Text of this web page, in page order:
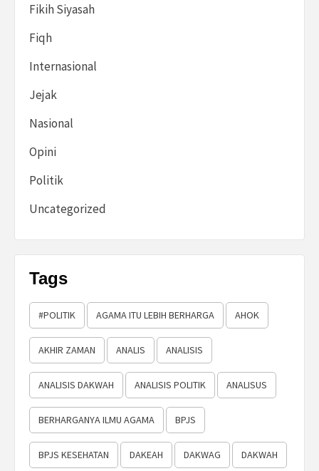
Fikih Siyasah
Fiqh
Internasional
Jejak
Nasional
Opini
Politik
Uncategorized
Tags
#POLITIK AGAMA ITU LEBIH BERHARGA AHOK
AKHIR ZAMAN ANALIS ANALISIS
ANALISIS DAKWAH ANALISIS POLITIK ANALISUS
BERHARGANYA ILMU AGAMA BPJS
BPJS KESEHATAN DAKEAH DAKWAG DAKWAH